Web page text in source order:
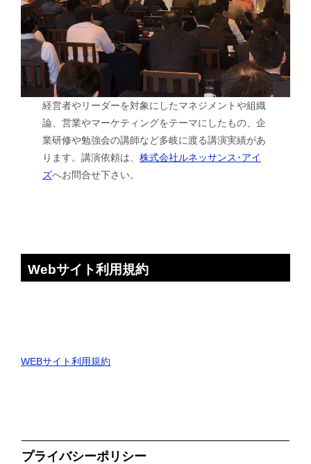
経営者やリーダーを対象にしたマネジメントや組織
論、営業やマーケティングをテーマにしたもの、企
業研修や勉強会の講師など多岐に渡る講演実績があ
ります。講演依頼は、株式会社ルネッサンス･アイ
ズへお問合せ下さい。
Webサイト利用規約
WEBサイト利用規約
プライバシーポリシー